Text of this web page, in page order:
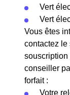
Vert
Vert
Vous êtes
contactez
souscription
conseiller
forfait :
Votre